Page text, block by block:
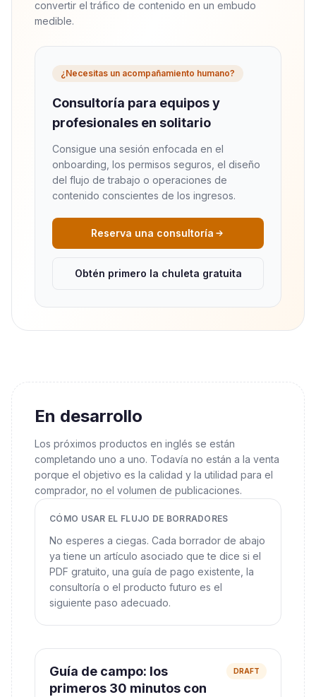
convertir el tráfico de contenido en un embudo
medible.
¿Necesitas un acompañamiento humano?
Consultoría para equipos y
profesionales en solitario
Consigue una sesión enfocada en el
onboarding, los permisos seguros, el diseño
del flujo de trabajo o operaciones de
contenido conscientes de los ingresos.
Reserva una consultoría
Obtén primero la chuleta gratuita
En desarrollo
Los próximos productos en inglés se están
completando uno a uno. Todavía no están a la venta
porque el objetivo es la calidad y la utilidad para el
comprador, no el volumen de publicaciones.
CÓMO USAR EL FLUJO DE BORRADORES
No esperes a ciegas. Cada borrador de abajo
ya tiene un artículo asociado que te dice si el
PDF gratuito, una guía de pago existente, la
consultoría o el producto futuro es el
siguiente paso adecuado.
Guía de campo: los
primeros 30 minutos con
DRAFT